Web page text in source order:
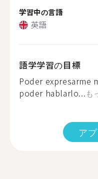
学習中の言語
英語
語学学習の目標
Poder expresarme
poder hablarlo...も
ア